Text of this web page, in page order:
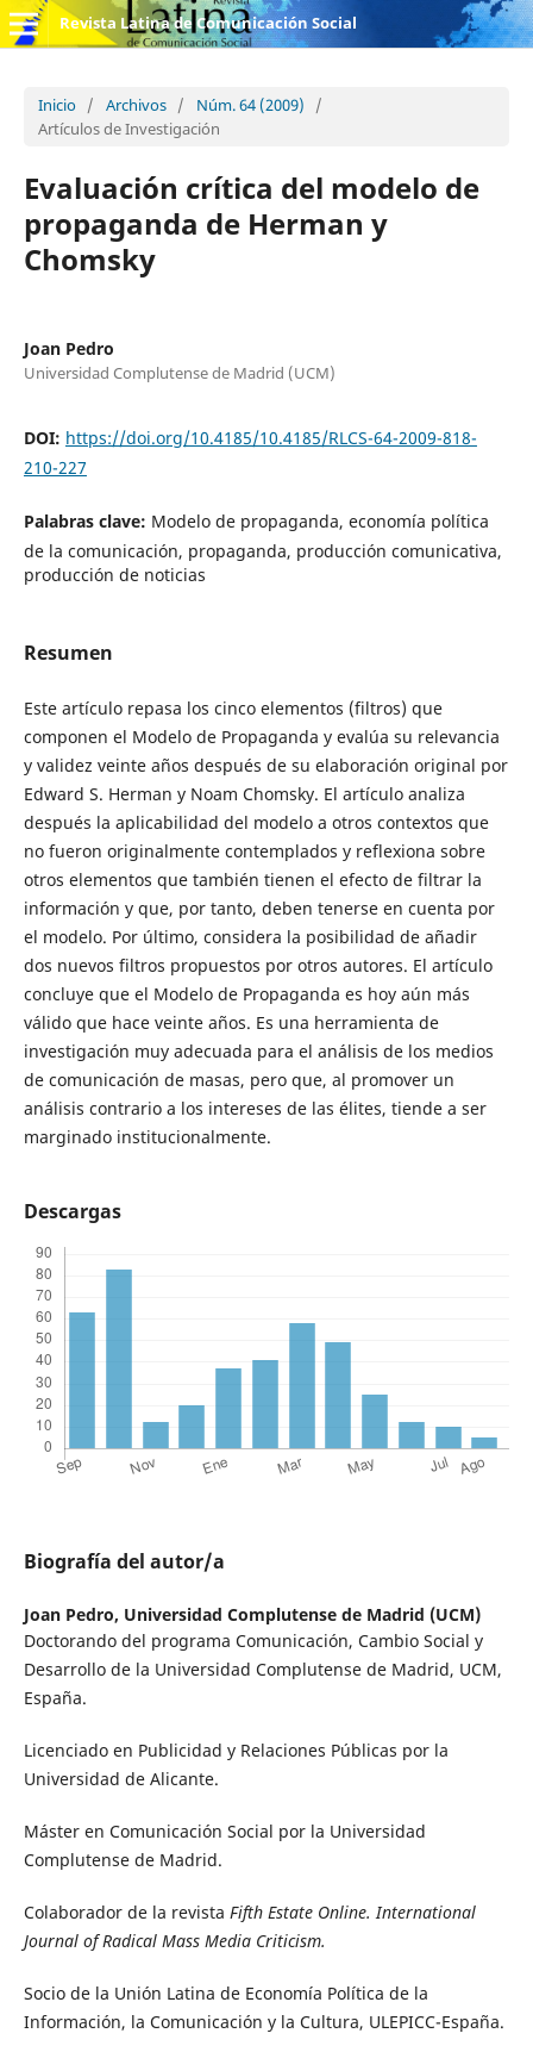
Revista Latina de Comunicación Social
Inicio / Archivos / Núm. 64 (2009)
/
Artículos de Investigación
Evaluación crítica del modelo de
propaganda de Herman y
Chomsky
Joan Pedro
Universidad Complutense de Madrid (UCM)
DOI: https://doi.org/10.4185/10.4185/RLCS-64-2009-818-
210-227
Palabras clave: Modelo de propaganda, economía política
de la comunicación, propaganda, producción comunicativa,
producción de noticias
Resumen
Este artículo repasa los cinco elementos (filtros) que
componen el Modelo de Propaganda y evalúa su relevancia
y validez veinte años después de su elaboración original por
Edward S. Herman y Noam Chomsky. El artículo analiza
después la aplicabilidad del modelo a otros contextos que
no fueron originalmente contemplados y reflexiona sobre
otros elementos que también tienen el efecto de filtrar la
información y que, por tanto, deben tenerse en cuenta por
el modelo. Por último, considera la posibilidad de añadir
dos nuevos filtros propuestos por otros autores. El artículo
concluye que el Modelo de Propaganda es hoy aún más
válido que hace veinte años. Es una herramienta de
investigación muy adecuada para el análisis de los medios
de comunicación de masas, pero que, al promover un
análisis contrario a los intereses de las élites, tiende a ser
marginado institucionalmente.
Descargas
Biografía del autor/a
Joan Pedro, Universidad Complutense de Madrid (UCM)
Doctorando del programa Comunicación, Cambio Social y
Desarrollo de la Universidad Complutense de Madrid, UCM,
España.
Licenciado en Publicidad y Relaciones Públicas por la
Universidad de Alicante.
Máster en Comunicación Social por la Universidad
Complutense de Madrid.
Colaborador de la revista Fifth Estate Online. International
Journal of Radical Mass Media Criticism.
Socio de la Unión Latina de Economía Política de la
Información, la Comunicación y la Cultura, ULEPICC-España.